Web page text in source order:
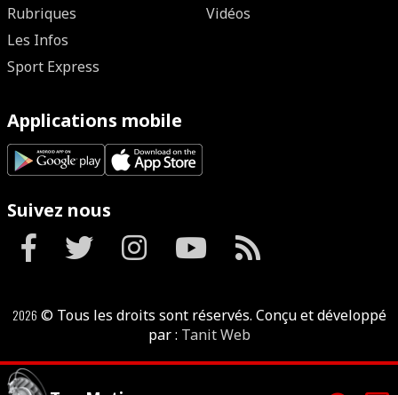
Rubriques
Les Infos
Sport Express
Vidéos
Applications mobile
Suivez nous
2026 © Tous les droits sont réservés. Conçu et développé
par : Tanit Web